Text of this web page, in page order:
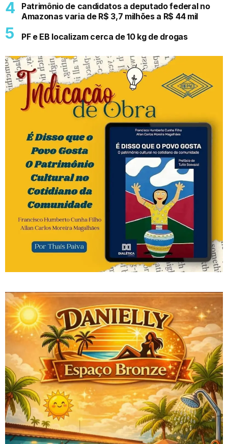
Patrimônio de candidatos a deputado federal no
Amazonas varia de R$ 3,7 milhões a R$ 44 mil
PF e EB localizam cerca de 10 kg de drogas